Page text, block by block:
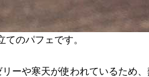
のパフェです。
ーや寒天が使われているため